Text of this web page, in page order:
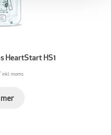
HeartStart HS1
inkl. moms